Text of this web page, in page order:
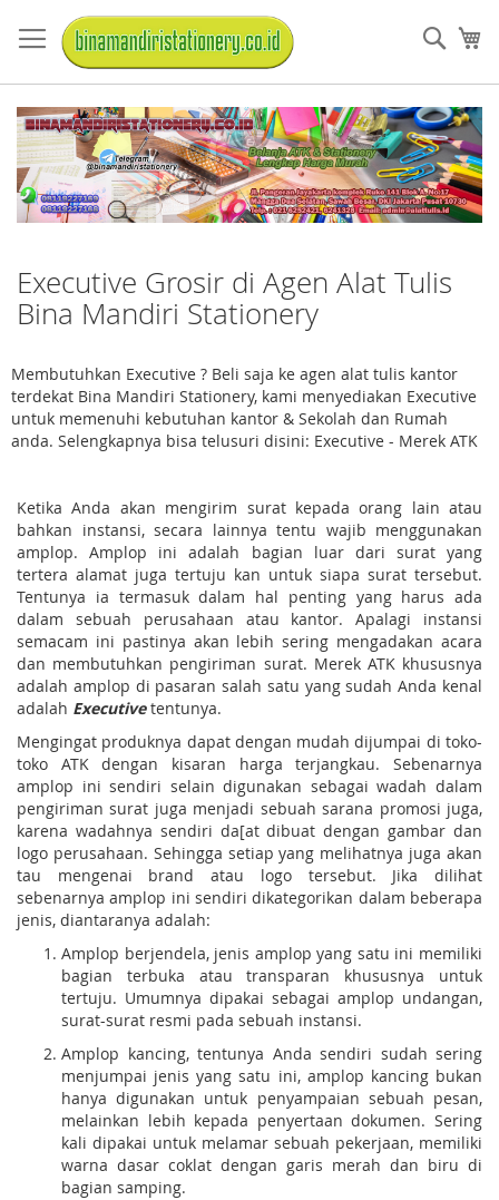
to
Content
Executive Grosir di Agen Alat Tulis
Bina Mandiri Stationery
Membutuhkan Executive ? Beli saja ke agen alat tulis kantor
terdekat Bina Mandiri Stationery, kami menyediakan Executive
untuk memenuhi kebutuhan kantor & Sekolah dan Rumah
anda. Selengkapnya bisa telusuri disini: Executive - Merek ATK
Ketika Anda akan mengirim surat kepada orang lain atau
bahkan instansi, secara lainnya tentu wajib menggunakan
amplop. Amplop ini adalah bagian luar dari surat yang
tertera alamat juga tertuju kan untuk siapa surat tersebut.
Tentunya ia termasuk dalam hal penting yang harus ada
dalam sebuah perusahaan atau kantor. Apalagi instansi
semacam ini pastinya akan lebih sering mengadakan acara
dan membutuhkan pengiriman surat. Merek ATK khususnya
adalah amplop di pasaran salah satu yang sudah Anda kenal
adalah Executivetentunya.
Mengingat produknya dapat dengan mudah dijumpai di toko-
toko ATK dengan kisaran harga terjangkau. Sebenarnya
amplop ini sendiri selain digunakan sebagai wadah dalam
pengiriman surat juga menjadi sebuah sarana promosi juga,
karena wadahnya sendiri da[at dibuat dengan gambar dan
logo perusahaan. Sehingga setiap yang melihatnya juga akan
tau mengenai brand atau logo tersebut. Jika dilihat
sebenarnya amplop ini sendiri dikategorikan dalam beberapa
jenis, diantaranya adalah:
Amplop berjendela, jenis amplop yang satu ini memiliki
bagian terbuka atau transparan khususnya untuk
tertuju. Umumnya dipakai sebagai amplop undangan,
surat-surat resmi pada sebuah instansi.
Amplop kancing, tentunya Anda sendiri sudah sering
menjumpai jenis yang satu ini, amplop kancing bukan
hanya digunakan untuk penyampaian sebuah pesan,
melainkan lebih kepada penyertaan dokumen. Sering
kali dipakai untuk melamar sebuah pekerjaan, memiliki
warna dasar coklat dengan garis merah dan biru di
bagian samping.